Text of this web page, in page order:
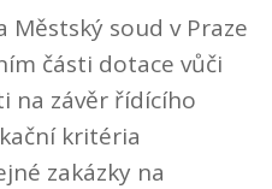
Městský soud v Praze
části dotace vůči
na závěr řídícího
kritéria
zakázky na